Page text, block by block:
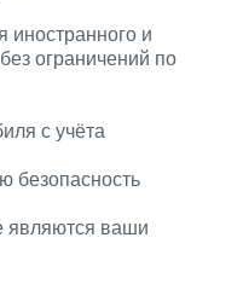
и
ограничений по
с учёта
безопасность
являются ваши